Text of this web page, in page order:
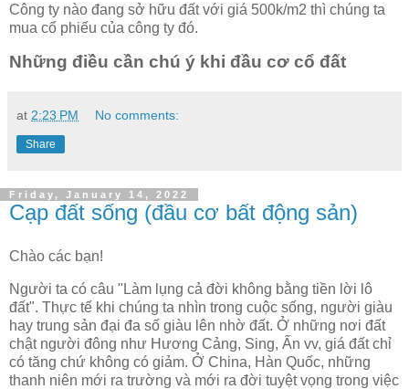
Công ty nào đang sở hữu đất với giá 500k/m2 thì chúng ta
mua cổ phiếu của công ty đó.
Những điều cần chú ý khi đầu cơ cổ đất
at 2:23 PM No comments:
Share
Friday, January 14, 2022
Cạp đất sống (đầu cơ bất động sản)
Chào các bạn!
Người ta có câu "Làm lụng cả đời không bằng tiền lời lô
đất". Thực tế khi chúng ta nhìn trong cuộc sống, người giàu
hay trung sản đại đa số giàu lên nhờ đất. Ở những nơi đất
chật người đông như Hương Cảng, Sing, Ấn vv, giá đất chỉ
có tăng chứ không có giảm. Ở China, Hàn Quốc, những
thanh niên mới ra trường và mới ra đời tuyệt vọng trong việc